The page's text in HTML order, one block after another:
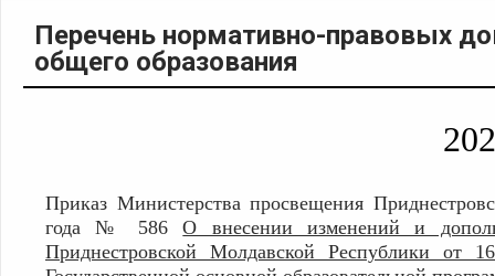
Перечень нормативно-правовых
общего образования
Приказ Министерства просвещения
года № 586О внесении изменений и
Приднестровской Молдавской Республики